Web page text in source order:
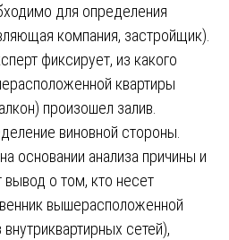
для определения
компания, застройщик).
фиксирует, из какого
квартиры
произошел залив.
виновной стороны.
основании анализа причины и
вывод о том, кто несет
вышерасположенной
сетей),